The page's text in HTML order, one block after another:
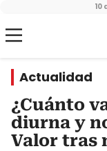
10
Actualidad
¿Cuánto
diurna y
Valor tras